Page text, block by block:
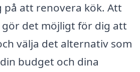
på att renovera kök. Att
det möjligt för dig att
välja det alternativ som
budget och dina